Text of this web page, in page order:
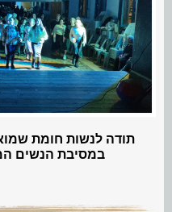
תודה לנשות חומת
במסיבת הנשים